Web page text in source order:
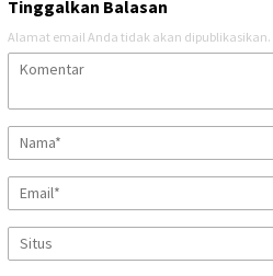
Tinggalkan Balasan
Alamat email Anda tidak akan dipublikasikan.